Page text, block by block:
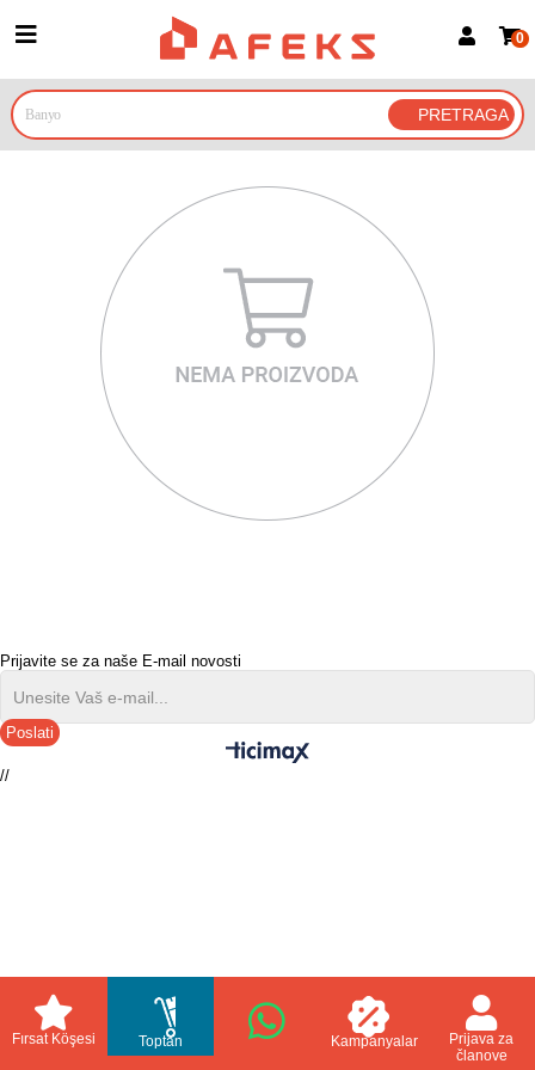
Prijava za članove
Prijavite se Google nalogom
0
Prijavite se za naše E-mail novosti
Poslati
//
Fırsat Köşesi Toptan Kampanyalar
Prijava za
članove